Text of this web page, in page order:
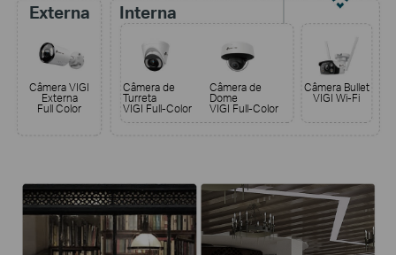
Câmera VIGI
Externa
Full Color
Câmera de
Turreta
VIGI Full-Color
Câmera de
Dome
VIGI Full-Color
Câmera Bullet
VIGI Wi-Fi
Externa Interna